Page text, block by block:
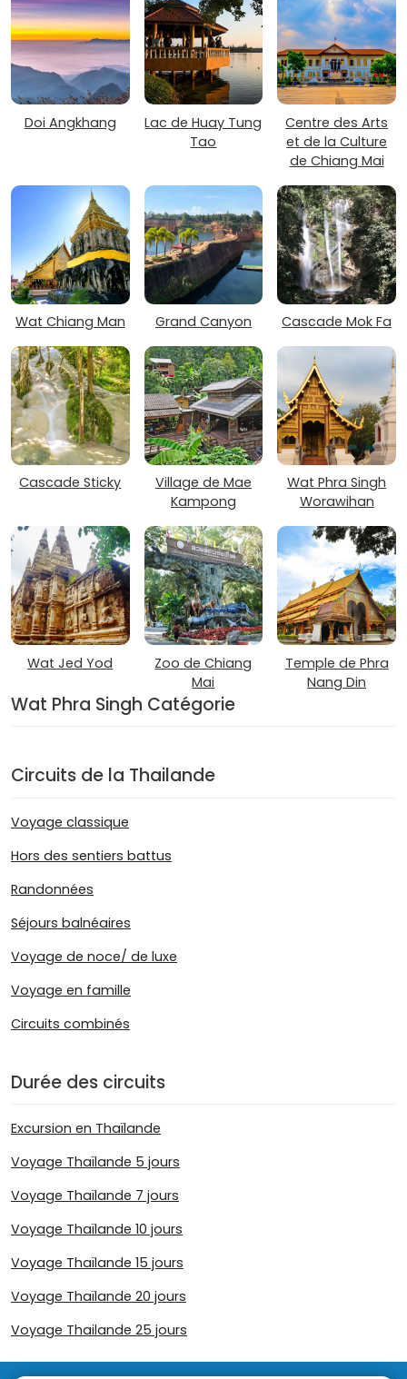
Doi Angkhang
Lac de Huay Tung
Tao
Centre des Arts
et de la Culture
de Chiang Mai
Wat Chiang Man Grand Canyon Cascade Mok Fa
Cascade Sticky
Village de Mae
Kampong
Wat Phra Singh
Worawihan
Wat Jed Yod
Zoo de Chiang
Mai
Temple de Phra
Nang Din
Wat Phra Singh Catégorie
Circuits de la Thailande
Voyage classique
Hors des sentiers battus
Randonnées
Séjours balnéaires
Voyage de noce/ de luxe
Voyage en famille
Circuits combinés
Durée des circuits
Excursion en Thaïlande
Voyage Thaïlande 5 jours
Voyage Thaïlande 7 jours
Voyage Thaïlande 10 jours
Voyage Thaïlande 15 jours
Voyage Thaïlande 20 jours
Voyage Thailande 25 jours